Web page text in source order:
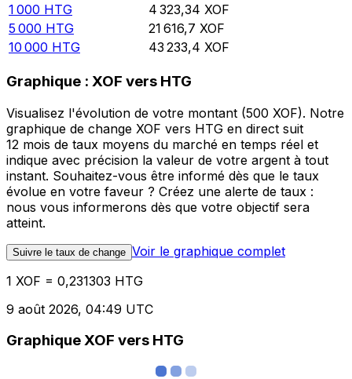
1 000 HTG 4 323,34 XOF
5 000 HTG 21 616,7 XOF
10 000 HTG 43 233,4 XOF
Graphique : XOF vers HTG
Visualisez l'évolution de votre montant (500 XOF). Notre
graphique de change XOF vers HTG en direct suit
12 mois de taux moyens du marché en temps réel et
indique avec précision la valeur de votre argent à tout
instant. Souhaitez-vous être informé dès que le taux
évolue en votre faveur ? Créez une alerte de taux :
nous vous informerons dès que votre objectif sera
atteint.
Suivre le taux de change Voir le graphique complet
1 XOF = 0,231303 HTG
9 août 2026, 04:49 UTC
Graphique XOF vers HTG